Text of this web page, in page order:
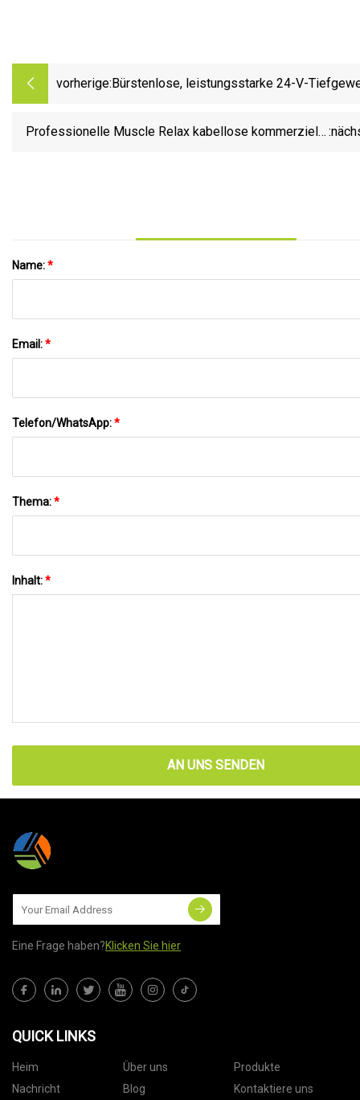
vorherige: Bürstenlose, leistungsstarke 24-V-
Schmerzlinderung, superleise,
Professionelle Muscle Relax kabellose kommerzielle
Name:*
Email:*
Telefon/WhatsApp:*
Thema:*
Inhalt:*
AN UNS SENDEN
Eine Frage haben?Klicken Sie hier
QUICK LINKS
Heim Über uns
Produkte
Nachricht
Blog
Kontaktiere uns